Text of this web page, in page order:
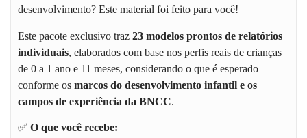
desenvolvimento? Este material foi feito para você!
Este pacote exclusivo traz 23 modelos prontos de relatórios
individuais, elaborados com base nos perfis reais de crianças
de 0 a 1 ano e 11 meses, considerando o que é esperado
conforme os marcos do desenvolvimento infantil e os
campos de experiência da BNCC.
✅ O que você recebe: